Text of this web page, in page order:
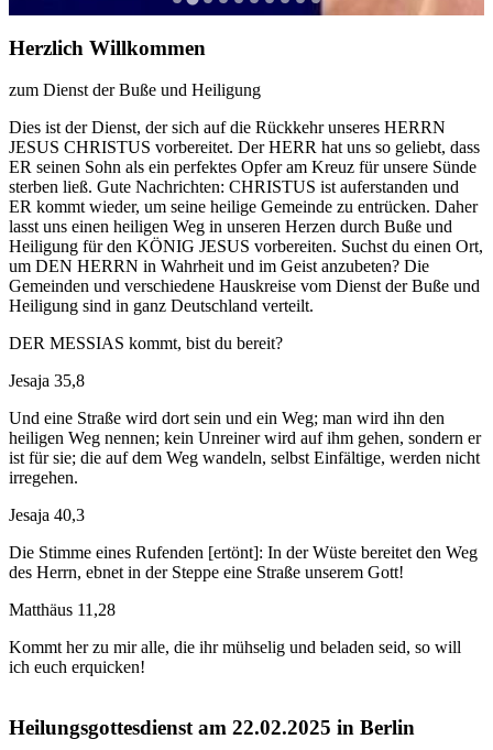
Herzlich Willkommen
zum Dienst der Buße und Heiligung
Dies ist der Dienst, der sich auf die Rückkehr unseres HERRN
JESUS CHRISTUS vorbereitet. Der HERR hat uns so geliebt, dass
ER seinen Sohn als ein perfektes Opfer am Kreuz für unsere Sünde
sterben ließ. Gute Nachrichten: CHRISTUS ist auferstanden und
ER kommt wieder, um seine heilige Gemeinde zu entrücken. Daher
lasst uns einen heiligen Weg in unseren Herzen durch Buße und
Heiligung für den KÖNIG JESUS vorbereiten. Suchst du einen Ort,
um DEN HERRN in Wahrheit und im Geist anzubeten? Die
Gemeinden und verschiedene Hauskreise vom Dienst der Buße und
Heiligung sind in ganz Deutschland verteilt.
DER MESSIAS kommt, bist du bereit?
Jesaja 35,8
Und eine Straße wird dort sein und ein Weg; man wird ihn den
heiligen Weg nennen; kein Unreiner wird auf ihm gehen, sondern er
ist für sie; die auf dem Weg wandeln, selbst Einfältige, werden nicht
irregehen.
Jesaja 40,3
Die Stimme eines Rufenden [ertönt]: In der Wüste bereitet den Weg
des Herrn, ebnet in der Steppe eine Straße unserem Gott!
Matthäus 11,28
Kommt her zu mir alle, die ihr mühselig und beladen seid, so will
ich euch erquicken!
Besuch in Jerusalem